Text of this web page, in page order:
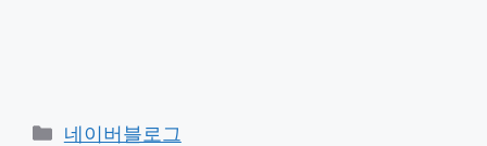
Categories
네이버블로그